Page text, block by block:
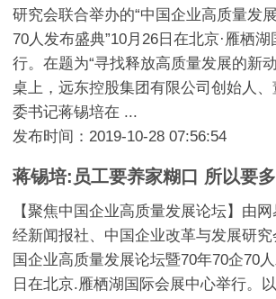
研究会联合举办的“中国企业高质量发
70人发布盛典”10月26日在北京·雁栖
行。在题为“寻找释放高质量发展的新
桌上，远东控股集团有限公司创始人
委书记蒋锡培在 ...
发布时间：2019-10-28 07:56:54
蒋锡培:员工要养家糊口 所以要
【聚焦中国企业高质量发展论坛】由
经新闻报社、中国企业改革与发展研究
国企业高质量发展论坛暨70年70企70
日在北京.雁栖湖国际会展中心举行。